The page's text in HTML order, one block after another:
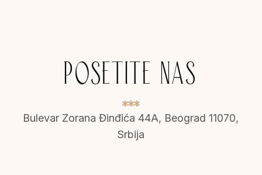
POSETITE NAS
Bulevar Zorana Đinđića 44A, Beograd 11070,
Srbija